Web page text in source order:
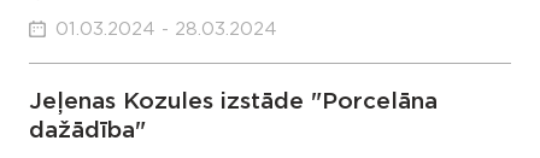
01.03.2024 - 28.03.2024
Jeļenas Kozules izstāde "Porcelāna
dažādība"